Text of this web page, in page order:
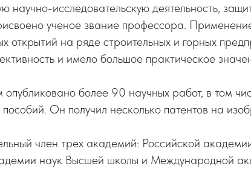
научно-исследовательскую деятельность,
ученое звание профессора.
открытий на ряде строительных и горных
и имело большое практическое
более 90 научных работ, в том
Он получил несколько патентов на
член трех академий: Российской
наук Высшей школы и Международной